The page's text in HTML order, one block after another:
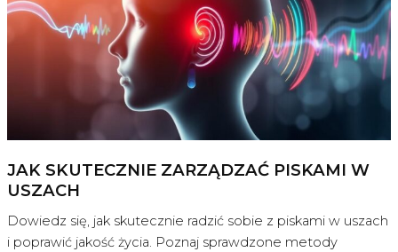
JAK SKUTECZNIE ZARZĄDZAĆ PISKAMI W
USZACH
Dowiedz się, jak skutecznie radzić sobie z piskami w uszach
i poprawić jakość życia. Poznaj sprawdzone metody